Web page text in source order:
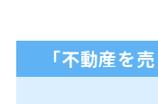
「不動産を